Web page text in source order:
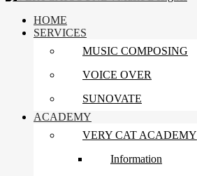
HOME
SERVICES
MUSIC COMPOSING
VOICE OVER
SUNOVATE
ACADEMY
VERY CAT ACADEMY
Information